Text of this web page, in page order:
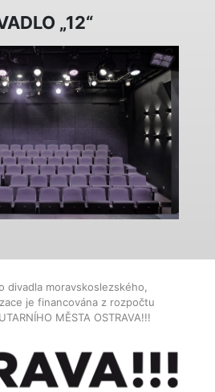
„12“
divadla moravskoslezského,
je financována z rozpočtu
MĚSTA OSTRAVA!!!